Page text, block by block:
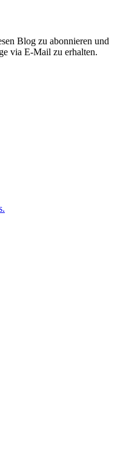
Blog zu abonnieren und
via E-Mail zu erhalten.